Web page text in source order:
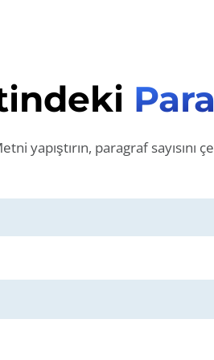
yapıştırın, paragraf sayısını